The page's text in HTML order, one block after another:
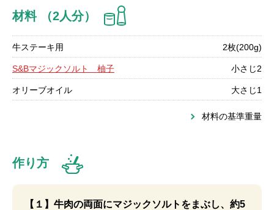
材料 （2人分）
牛ステーキ用 2枚(200g)
S&Bマジックソルト 柚子 小さじ2
オリーブオイル 大さじ1
材料の基準重量
作り方
【１】牛肉の両面にマジックソルトをまぶし、約5